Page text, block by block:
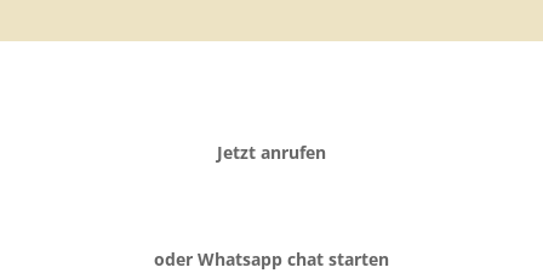
Jetzt anrufen
oder Whatsapp chat starten